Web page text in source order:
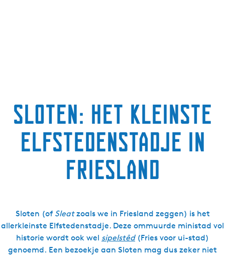
Sloten: het kleinste
Elfstedenstadje in
Friesland
Sloten (of Sleatzoals we in Friesland zeggen) is het
allerkleinste Elfstedenstadje. Deze ommuurde ministad vol
historie wordt ook wel sipelstêd (Fries voor ui-stad)
genoemd. Een bezoekje aan Sloten mag dus zeker niet